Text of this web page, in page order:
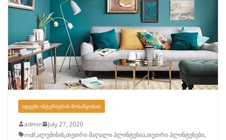
ᲘᲓᲔᲔᲑᲘ ᲘᲜᲢᲔᲠᲘᲔᲠᲘᲡ ᲛᲝᲡᲐᲬᲧᲝᲑᲐᲗ
admin
July 27, 2020
mdf,ალუმინის,თეთრი მაღალი პლინტუსია,თეთრი პლინტუსები,